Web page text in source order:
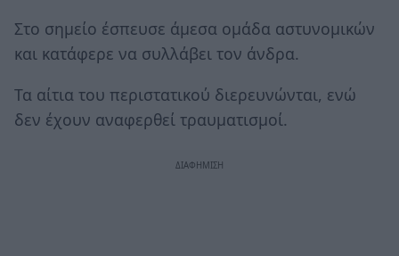
Στο σημείο έσπευσε άμεσα ομάδα αστυνομικών
και κατάφερε να συλλάβει τον άνδρα.
Τα αίτια του περιστατικού διερευνώνται, ενώ
δεν έχουν αναφερθεί τραυματισμοί.